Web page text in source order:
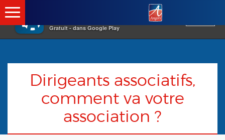
×
Gratuit - dans Google Play
Dirigeants associatifs,
comment va votre
association ?